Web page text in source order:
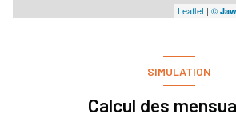
Leaflet | ©
SIMULATION
Calcul des